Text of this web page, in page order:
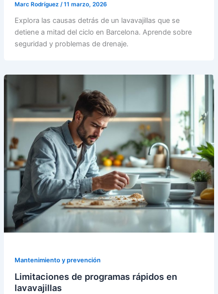
Marc Rodríguez /11 marzo, 2026
Explora las causas detrás de un lavavajillas que se
detiene a mitad del ciclo en Barcelona. Aprende sobre
seguridad y problemas de drenaje.
Mantenimiento y prevención
Limitaciones de programas rápidos en
lavavajillas